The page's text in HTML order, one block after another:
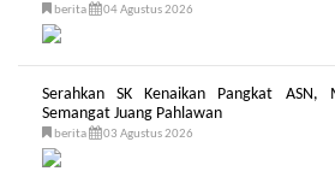
berita 04 Agustus 2026
Serahkan SK Kenaikan Pangkat
Semangat Juang Pahlawan
berita 03 Agustus 2026